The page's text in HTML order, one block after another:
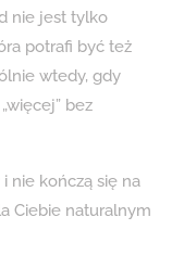
nie jest tylko
potrafi być też
wtedy, gdy
bez
nie kończą się na
Ciebie naturalnym